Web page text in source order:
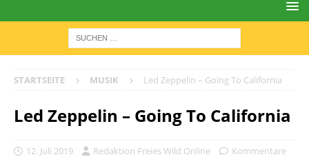
STARTSEITE MUSIK Led Zeppelin – Going To California
Led Zeppelin – Going To California
12. Juli 2019 Redaktion Freies Wild Online
Kommentare